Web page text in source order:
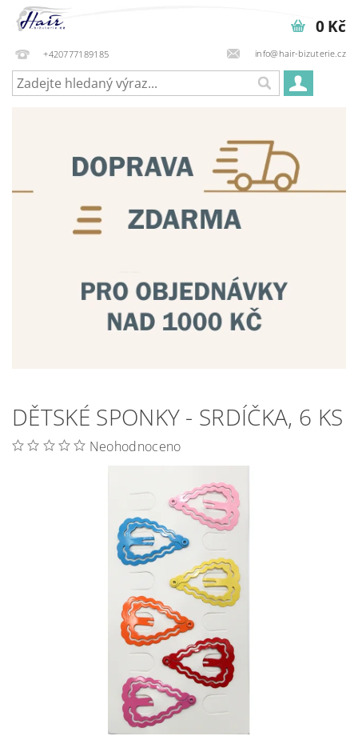
+420777189185 info@hair-bizuterie.cz
0 Kč
DĚTSKÉ SPONKY - SRDÍČKA, 6 KS
Neohodnoceno